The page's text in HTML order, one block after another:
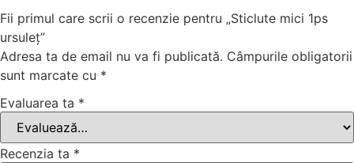
Fii primul care scrii o recenzie pentru „Sticlute mici 1ps
ursuleț”
Adresa ta de email nu va fi publicată. Câmpurile obligatorii
sunt marcate cu *
Evaluarea ta *
Recenzia ta *